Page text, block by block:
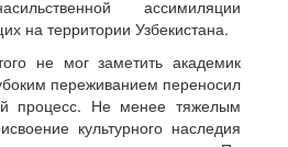
ассимиляции
на территории Узбекистана.
не мог заметить академик
переживанием переносил
процесс. Не менее тяжелым
культурного наследия